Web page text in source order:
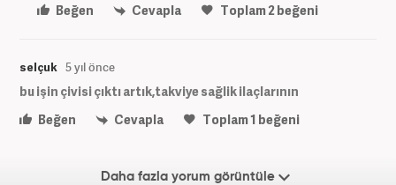
Beğen
Cevapla Toplam2 beğeni
selçuk 5 yıl önce
bu işin çivisi çıktı artık,takviye sağlik ilaçlarının
Beğen
Cevapla Toplam1 beğeni
Daha fazla yorum görüntüle